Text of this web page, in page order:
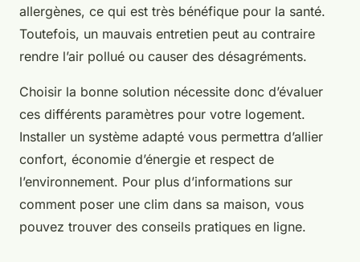
allergènes, ce qui est très bénéfique pour la santé.
Toutefois, un mauvais entretien peut au contraire
rendre l’air pollué ou causer des désagréments.
Choisir la bonne solution nécessite donc d’évaluer
ces différents paramètres pour votre logement.
Installer un système adapté vous permettra d’allier
confort, économie d’énergie et respect de
l’environnement. Pour plus d’informations sur
comment poser une clim dans sa maison, vous
pouvez trouver des conseils pratiques en ligne.